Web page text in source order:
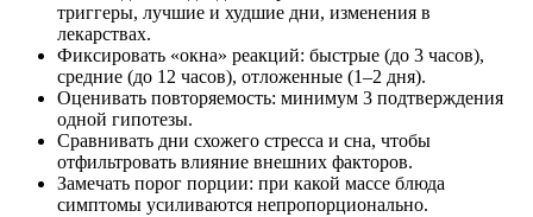
триггеры, лучшие и худшие дни, изменения в
лекарствах.
Фиксировать «окна» реакций: быстрые (до 3 часов),
средние (до 12 часов), отложенные (1–2 дня).
Оценивать повторяемость: минимум 3 подтверждения
одной гипотезы.
Сравнивать дни схожего стресса и сна, чтобы
отфильтровать влияние внешних факторов.
Замечать порог порции: при какой массе блюда
симптомы усиливаются непропорционально.